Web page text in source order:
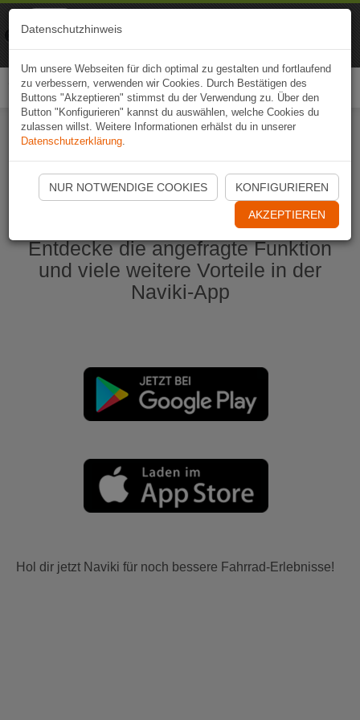
Naviki App jetzt öffnen
Entdecke die angefragte Funktion
und viele weitere Vorteile in der
Naviki-App
Hol dir jetzt Naviki für noch bessere Fahrrad-Erlebnisse!
Datenschutzhinweis
Um unsere Webseiten für dich optimal zu gestalten und fortlaufend
zu verbessern, verwenden wir Cookies. Durch Bestätigen des
Buttons "Akzeptieren" stimmst du der Verwendung zu. Über den
Button "Konfigurieren" kannst du auswählen, welche Cookies du
zulassen willst. Weitere Informationen erhälst du in unserer
Datenschutzerklärung.
NUR NOTWENDIGE COOKIES KONFIGURIEREN
AKZEPTIEREN
Naviki